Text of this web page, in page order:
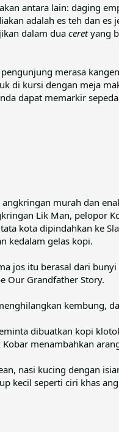
antara lain: daging
adalah es teh dan
dalam dua ceretyang
merasa
di kursi dengan meja
dapat memarkir
murah dan
Lik Man, pelopor
kota dipindahkan ke
kedalam gelas kopi.
jos itu berasal dari
Our Grandfather Story.
kembung,
dibuatkan kopi
menambahkan
nasi kucing dengan
kecil seperti ciri khas